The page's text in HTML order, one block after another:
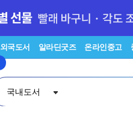
외국도서 알라딘굿즈 온라인중고
국내도서